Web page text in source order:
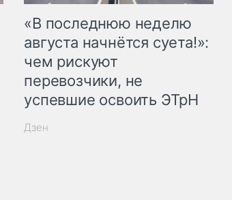
«В последнюю неделю
августа начнётся суета!»:
чем рискуют
перевозчики, не
успевшие освоить ЭТрН
Дзен